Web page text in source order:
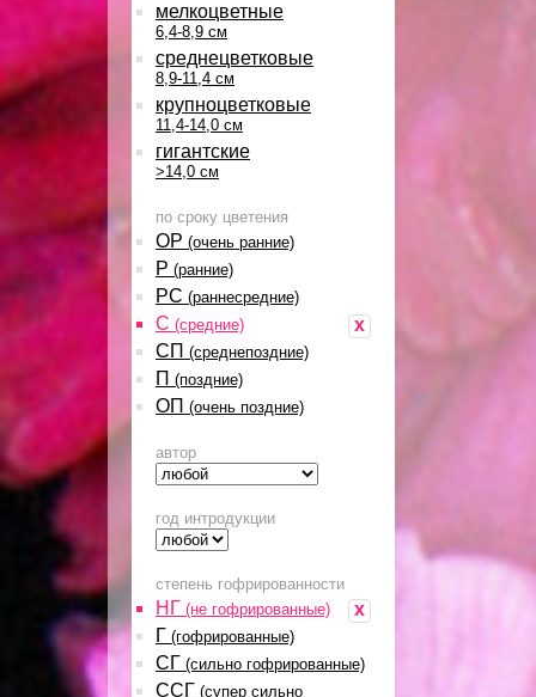
мелкоцветные
6,4-8,9 см
среднецветковые
8,9-11,4 см
крупноцветковые
11,4-14,0 см
гигантские
>14,0 см
по сроку цветения
ОР (очень ранние)
Р (ранние)
РС (раннесредние)
x
С (средние)
СП (среднепоздние)
П (поздние)
ОП (очень поздние)
автор
год интродукции
степень гофрированности
x
НГ (не гофрированные)
Г (гофрированные)
СГ (сильно гофрированные)
ССГ (супер сильно